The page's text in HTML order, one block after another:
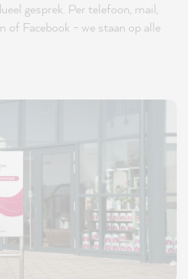
gesprek. Per telefoon, mail,
of Facebook - we staan op alle